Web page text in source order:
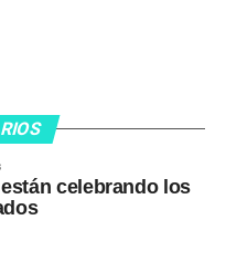
celebrando los